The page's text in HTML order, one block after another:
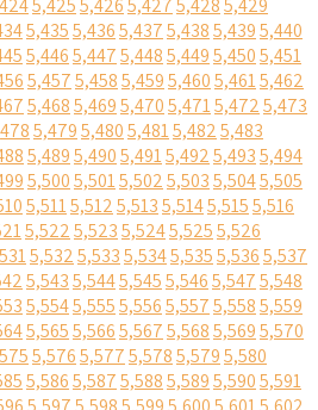
5,4255,4265,4275,4285,429
5,4355,4365,4375,4385,4395,440
5,4465,4475,4485,4495,4505,451
5,4575,4585,4595,4605,4615,462
5,4685,4695,4705,4715,4725,473
5,4795,4805,4815,4825,483
5,4895,4905,4915,4925,4935,494
5,5005,5015,5025,5035,5045,505
5,5115,5125,5135,5145,5155,516
5,5225,5235,5245,5255,526
5,5325,5335,5345,5355,5365,537
5,5435,5445,5455,5465,5475,548
5,5545,5555,5565,5575,5585,559
5,5655,5665,5675,5685,5695,570
5,5765,5775,5785,5795,580
5,5865,5875,5885,5895,5905,591